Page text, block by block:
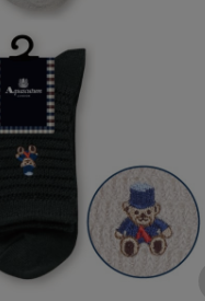
ル・補正ショーツ
ンナー
七分袖以上）
トップ
付きインナー
エア
ンツ
エア
ー
ェイクタイツ
comfort
COLORS
クールタイム
んなの、みんなの。
ブランド一覧へ